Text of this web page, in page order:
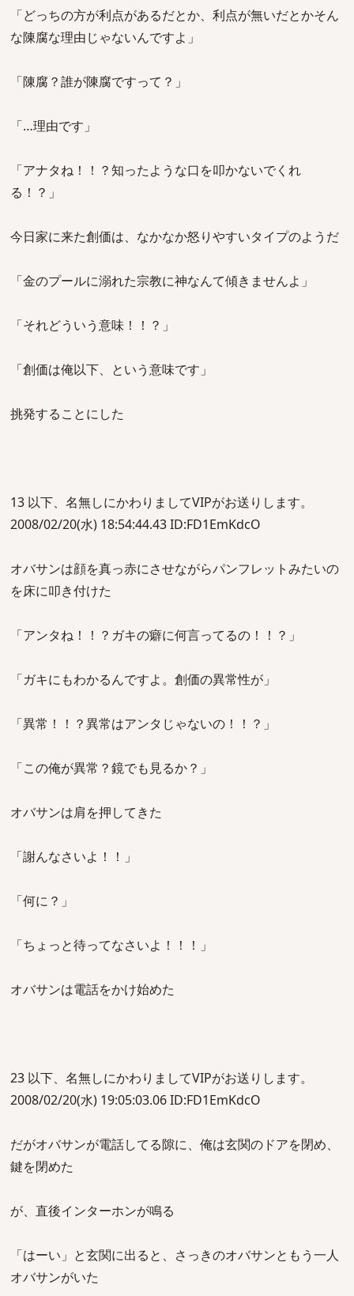
「どっちの方が利点があるだとか、利点が無いだとかそん
な陳腐な理由じゃないんですよ」
「陳腐？誰が陳腐ですって？」
「…理由です」
「アナタね！！？知ったような口を叩かないでくれ
る！？」
今日家に来た創価は、なかなか怒りやすいタイプのようだ
「金のプールに溺れた宗教に神なんて傾きませんよ」
「それどういう意味！！？」
「創価は俺以下、という意味です」
挑発することにした
13 以下、名無しにかわりましてVIPがお送りします。
2008/02/20(水) 18:54:44.43 ID:FD1EmKdcO
オバサンは顔を真っ赤にさせながらパンフレットみたいの
を床に叩き付けた
「アンタね！！？ガキの癖に何言ってるの！！？」
「ガキにもわかるんですよ。創価の異常性が」
「異常！！？異常はアンタじゃないの！！？」
「この俺が異常？鏡でも見るか？」
オバサンは肩を押してきた
「謝んなさいよ！！」
「何に？」
「ちょっと待ってなさいよ！！！」
オバサンは電話をかけ始めた
23 以下、名無しにかわりましてVIPがお送りします。
2008/02/20(水) 19:05:03.06 ID:FD1EmKdcO
だがオバサンが電話してる隙に、俺は玄関のドアを閉め、
鍵を閉めた
が、直後インターホンが鳴る
「はーい」と玄関に出ると、さっきのオバサンともう一人
オバサンがいた